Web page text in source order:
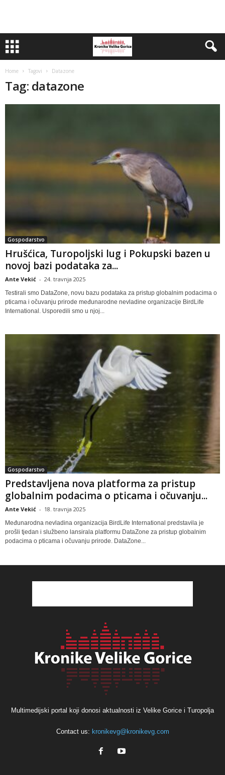
Home Tagovi Datazone
Tag: datazone
Gospodarstvo
Hrušćica, Turopoljski lug i Pokupski bazen u
novoj bazi podataka za...
Ante Vekić - 24. travnja 2025
Testirali smo DataZone, novu bazu podataka za pristup globalnim podacima o
pticama i očuvanju prirode međunarodne nevladine organizacije BirdLife
International. Usporedili smo u njoj...
Gospodarstvo
Predstavljena nova platforma za pristup
globalnim podacima o pticama i očuvanju...
Ante Vekić - 18. travnja 2025
Međunarodna nevladina organizacija BirdLife International predstavila je
prošli tjedan i službeno lansirala platformu DataZone za pristup globalnim
podacima o pticama i očuvanju prirode. DataZone...
Multimedijski portal koji donosi aktualnosti iz Velike Gorice i Turopolja
Contact us: kronikevg@kronikevg.com